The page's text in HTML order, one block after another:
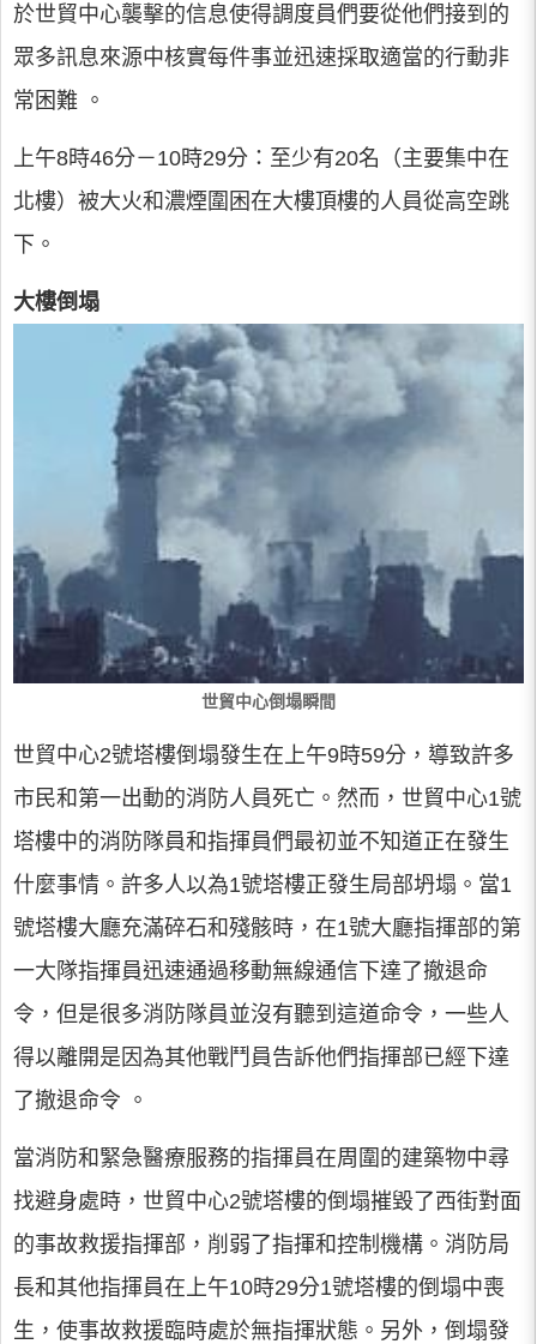
於世貿中心襲擊的信息使得調度員們要從他們接到的
眾多訊息來源中核實每件事並迅速採取適當的行動非
常困難 。
上午8時46分－10時29分：至少有20名（主要集中在
北樓）被大火和濃煙圍困在大樓頂樓的人員從高空跳
下。
大樓倒塌
世貿中心倒塌瞬間
世貿中心2號塔樓倒塌發生在上午9時59分，導致許多
市民和第一出動的消防人員死亡。然而，世貿中心1號
塔樓中的消防隊員和指揮員們最初並不知道正在發生
什麼事情。許多人以為1號塔樓正發生局部坍塌。當1
號塔樓大廳充滿碎石和殘骸時，在1號大廳指揮部的第
一大隊指揮員迅速通過移動無線通信下達了撤退命
令，但是很多消防隊員並沒有聽到這道命令，一些人
得以離開是因為其他戰鬥員告訴他們指揮部已經下達
了撤退命令 。
當消防和緊急醫療服務的指揮員在周圍的建築物中尋
找避身處時，世貿中心2號塔樓的倒塌摧毀了西街對面
的事故救援指揮部，削弱了指揮和控制機構。消防局
長和其他指揮員在上午10時29分1號塔樓的倒塌中喪
生，使事故救援臨時處於無指揮狀態。另外，倒塌發